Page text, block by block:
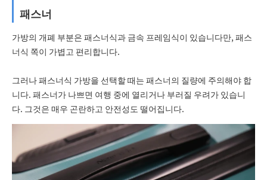
패스너
가방의 개폐 부분은 패스너식과 금속 프레임식이 있습니다만, 패스
너식 쪽이 가볍고 편리합니다.
그러나 패스너식 가방을 선택할 때는 패스너의 질량에 주의해야 합
니다. 패스너가 나쁘면 여행 중에 열리거나 부러질 우려가 있습니
다. 그것은 매우 곤란하고 안전성도 떨어집니다.